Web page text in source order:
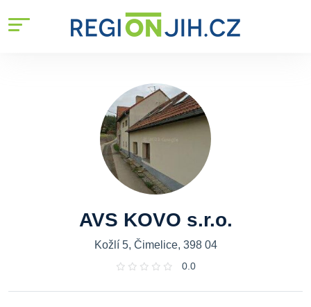
AVS KOVO s.r.o.
Kožlí 5, Čimelice, 398 04
0.0